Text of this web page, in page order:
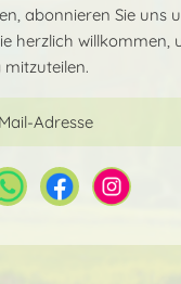
abonnieren Sie uns
herzlich willkommen,
mitzuteilen.